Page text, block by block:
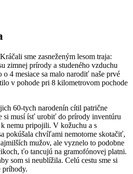
sme zasneženým lesom traja:
zimnej prírody a studeného vzduchu
4 mesiace sa malo narodiť naše prvé
v pohode pri 8 kilometrovom pochode
60-tych narodenín cítil patrične
si musí ísť urobiť do prírody inventúru
nemu pripojili. V kožuchu a s
pokúšala chvíľami nemotorne skotačiť,
mužov, ale vyznelo to podobne
ťo tancujú na gramofónovej platni.
som si neublížila. Celú cestu sme si
príhody.